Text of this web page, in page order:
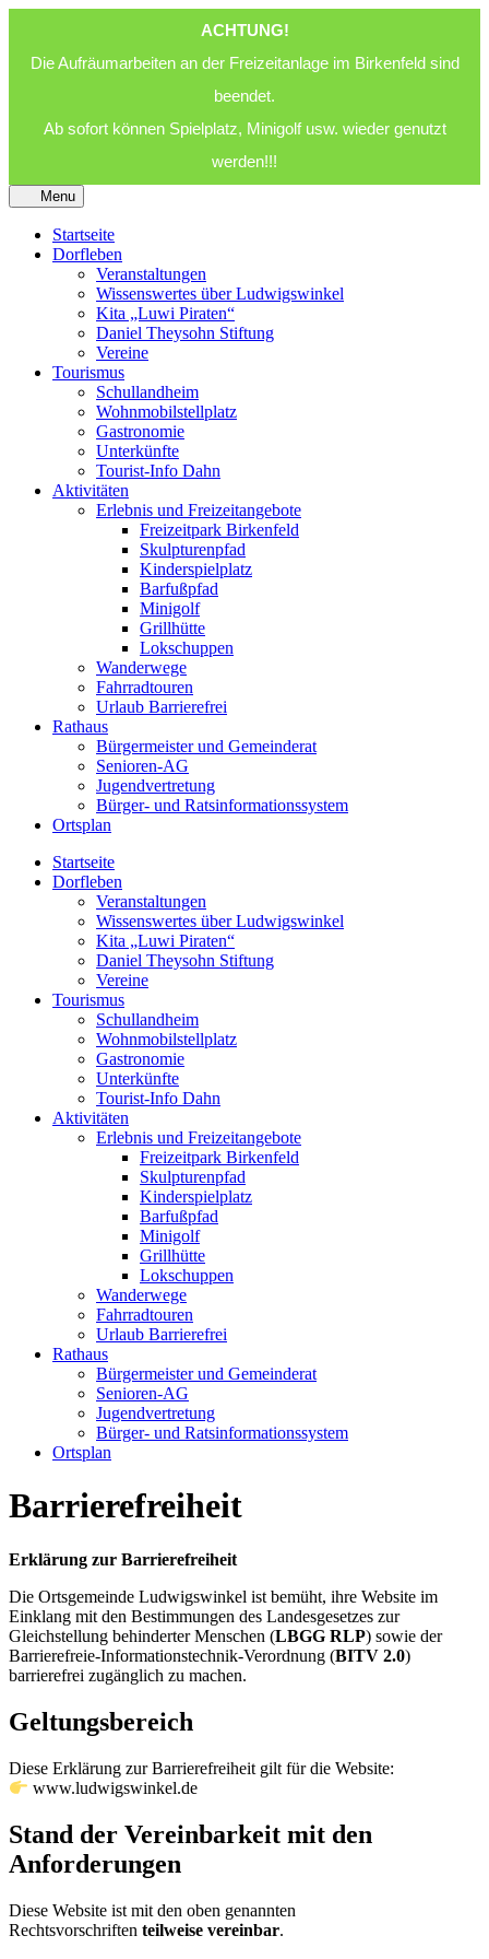
ACHTUNG!
Die Aufräumarbeiten an der Freizeitanlage im Birkenfeld sind
beendet.
Ab sofort können Spielplatz, Minigolf usw. wieder genutzt
werden!!!
Menu
Startseite
Dorfleben
Veranstaltungen
Wissenswertes über Ludwigswinkel
Kita „Luwi Piraten“
Daniel Theysohn Stiftung
Vereine
Tourismus
Schullandheim
Wohnmobilstellplatz
Gastronomie
Unterkünfte
Tourist-Info Dahn
Aktivitäten
Erlebnis und Freizeitangebote
Freizeitpark Birkenfeld
Skulpturenpfad
Kinderspielplatz
Barfußpfad
Minigolf
Grillhütte
Lokschuppen
Wanderwege
Fahrradtouren
Urlaub Barrierefrei
Rathaus
Bürgermeister und Gemeinderat
Senioren-AG
Jugendvertretung
Bürger- und Ratsinformationssystem
Ortsplan
Startseite
Dorfleben
Veranstaltungen
Wissenswertes über Ludwigswinkel
Kita „Luwi Piraten“
Daniel Theysohn Stiftung
Vereine
Tourismus
Schullandheim
Wohnmobilstellplatz
Gastronomie
Unterkünfte
Tourist-Info Dahn
Aktivitäten
Erlebnis und Freizeitangebote
Freizeitpark Birkenfeld
Skulpturenpfad
Kinderspielplatz
Barfußpfad
Minigolf
Grillhütte
Lokschuppen
Wanderwege
Fahrradtouren
Urlaub Barrierefrei
Rathaus
Bürgermeister und Gemeinderat
Senioren-AG
Jugendvertretung
Bürger- und Ratsinformationssystem
Ortsplan
Barrierefreiheit
Erklärung zur Barrierefreiheit
Die Ortsgemeinde Ludwigswinkel ist bemüht, ihre Website im
Einklang mit den Bestimmungen des Landesgesetzes zur
Gleichstellung behinderter Menschen (LBGG RLP) sowie der
Barrierefreie-Informationstechnik-Verordnung (BITV 2.0)
barrierefrei zugänglich zu machen.
Geltungsbereich
Diese Erklärung zur Barrierefreiheit gilt für die Website:
www.ludwigswinkel.de
Stand der Vereinbarkeit mit den
Anforderungen
Diese Website ist mit den oben genannten
Rechtsvorschriften teilweise vereinbar.